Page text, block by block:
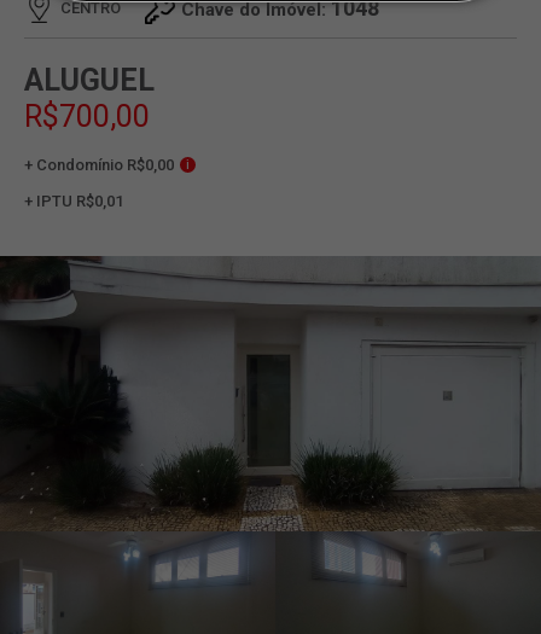
CENTRO Chave do Imóvel:1048
ALUGUEL
R$700,00
+ Condomínio R$0,00 i
+ IPTU R$0,01